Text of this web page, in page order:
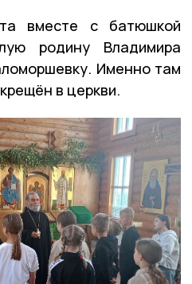
вместе с батюшкой
родину Владимира
Именно там
в церкви.